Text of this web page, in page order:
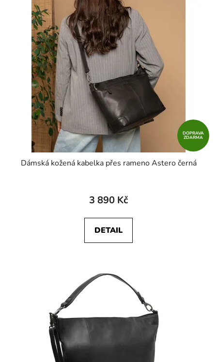
DOPRAVA
ZDARMA
Dámská kožená kabelka přes rameno Astero černá
3 890 Kč
DETAIL